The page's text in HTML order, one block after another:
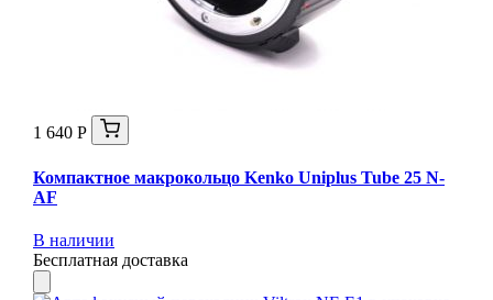
1 640 Р
Компактное макрокольцо Kenko Uniplus Tube 25 N-
AF
В наличии
Бесплатная доставка